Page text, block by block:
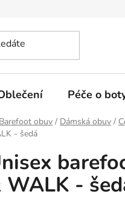
na prodejny
Péče o
Barefoot obuv / Dámská obuv /
- šedá
WALK -